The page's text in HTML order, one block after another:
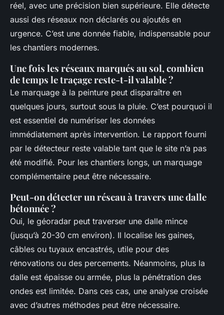
réel, avec une précision bien supérieure. Elle détecte
aussi des réseaux non déclarés ou ajoutés en
urgence. C’est une donnée fiable, indispensable pour
les chantiers modernes.
Une fois les réseaux marqués au sol, combien
de temps le traçage reste-t-il valable ?
Le marquage à la peinture peut disparaître en
quelques jours, surtout sous la pluie. C’est pourquoi il
est essentiel de numériser les données
immédiatement après intervention. Le rapport fourni
par le détecteur reste valable tant que le site n’a pas
été modifié. Pour les chantiers longs, un marquage
complémentaire peut être nécessaire.
Peut-on détecter un réseau à travers une dalle
bétonnée ?
Oui, le géoradar peut traverser une dalle mince
(jusqu’à 20-30 cm environ). Il localise les gaines,
câbles ou tuyaux encastrés, utile pour des
rénovations ou des percements. Néanmoins, plus la
dalle est épaisse ou armée, plus la pénétration des
ondes est limitée. Dans ces cas, une analyse croisée
avec d’autres méthodes peut être nécessaire.